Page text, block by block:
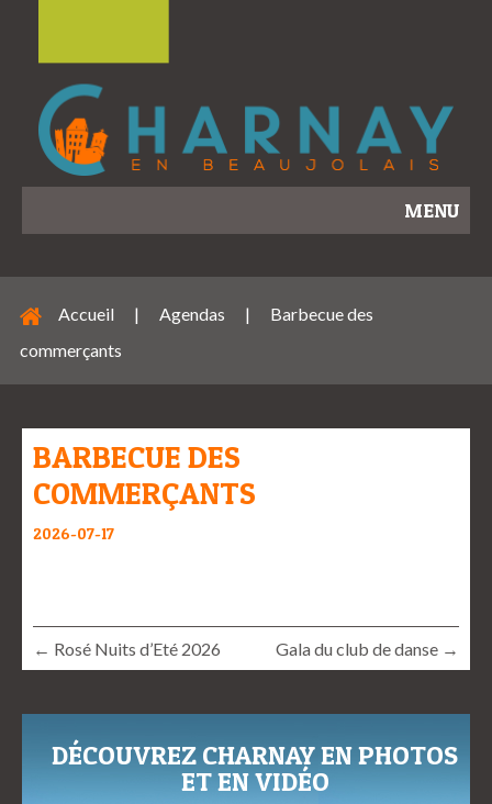
MENU
Accueil | Agendas |
Barbecue des
commerçants
BARBECUE DES
COMMERÇANTS
2026-07-17
← Rosé Nuits d’Eté 2026 Gala du club de danse →
DÉCOUVREZ CHARNAY EN PHOTOS
ET EN VIDÉO